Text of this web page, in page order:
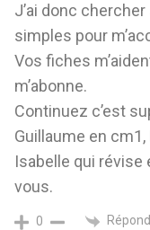
J’ai donc
simples pour
Vos fiches
m’abonne.
Continuez c’est
Guillaume en
Isabelle qui révise
vous.
0